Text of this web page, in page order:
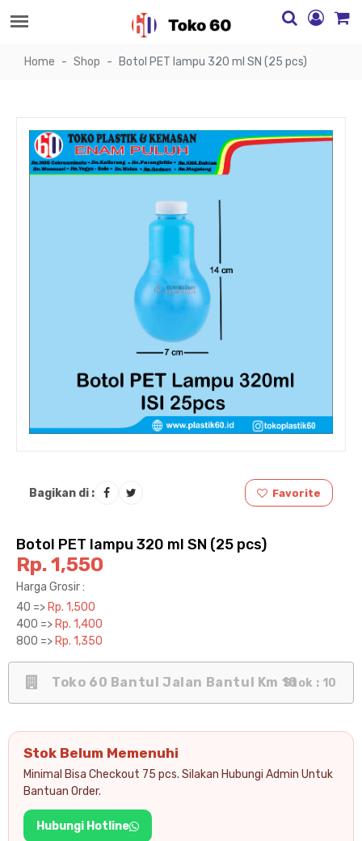
Home Shop Botol PET lampu 320 ml SN (25 pcs)
Bagikan di : Favorite
Botol PET lampu 320 ml SN (25 pcs)
Rp. 1,550
Harga Grosir :
40 => Rp. 1,500
400 => Rp. 1,400
800 => Rp. 1,350
Toko 60 Bantul Jalan Bantul Km 10Stok : 10
Stok Belum Memenuhi
Minimal Bisa Checkout 75 pcs. Silakan Hubungi Admin Untuk
Bantuan Order.
Hubungi Hotline